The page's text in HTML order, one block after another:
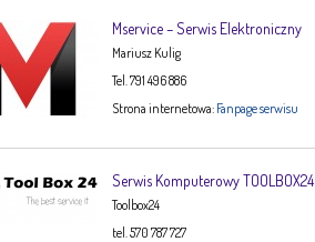
Mservice – Serwis Elektroniczny
Mariusz Kulig
Tel. 791 496 886
Strona internetowa: Fanpage serwisu
Serwis Komputerowy TOOLBOX24
Toolbox24
tel. 570 787 727